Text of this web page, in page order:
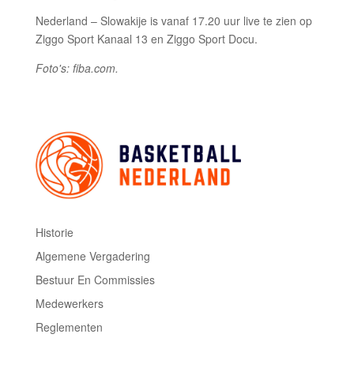
Nederland – Slowakije is vanaf 17.20 uur live te zien op
Ziggo Sport Kanaal 13 en Ziggo Sport Docu.
Foto's: fiba.com.
Historie
Algemene Vergadering
Bestuur En Commissies
Medewerkers
Reglementen